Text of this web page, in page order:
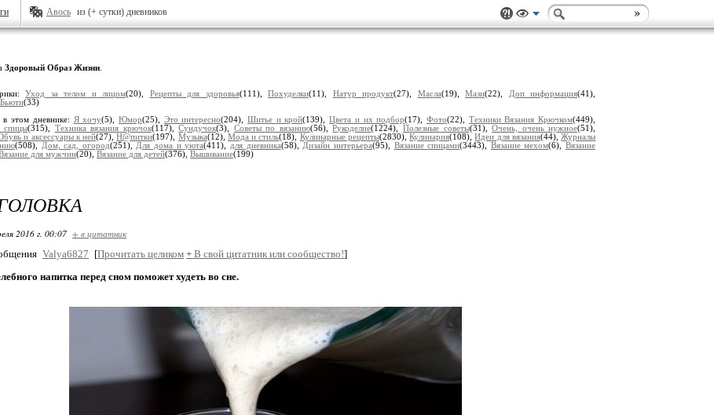
Авось из (+ сутки) дневников
Здоровый Образ Жизни
Уход за телом и лицом(20), Рецепты для здоровья(111), Похуделки(11), Натур продукт(27), Масла(19), Мази(22), Доп информация(41),
Бьюти(33)
этом дневнике:
Я хочу(5), Юмор(25), Это интересно(204),Шитье и крой(139),Цвета и их подбор(17), Фото(22), Техники Вязания Крючком(449),
спицы(315), Техника вязания крючок(117),Сундучок(3), Советы по вязанию(56),Рукоделие(1224), Полезные советы(31),Очень, очень нужное(51),
и аксессуары к ней(27),Н@питки(197), Музыка(12), Мода и стиль(18), Кулинарные рецепты(2830),Кулинария(108),Идеи для вязания(44),Журналы
(508), Дом, сад, огород(251), Для дома и уюта(411), для дневника(58), Дизайн интерьера(95), Вязание спицами(3443), Вязание мехом(6),Вязание
для мужчин(20), Вязание для детей(376), Вышивание(199)
2016 г. 00:07 + в цитатник
Valya6827 [Прочитать целиком + В свой цитатник или сообщество!]
напитка перед сном поможет худеть во сне.